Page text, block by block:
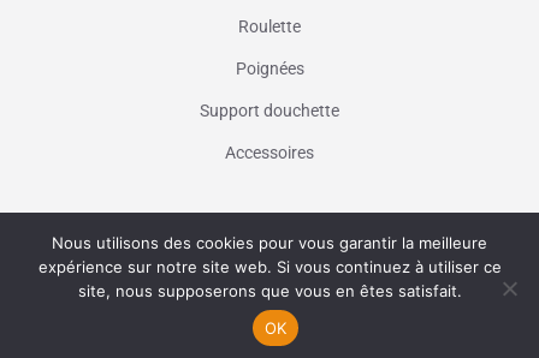
Roulette
Poignées
Support douchette
Accessoires
Vaniseo - votre agence web à Marseille -
En savoir plus
Nous utilisons des cookies pour vous garantir la meilleure
expérience sur notre site web. Si vous continuez à utiliser ce
site, nous supposerons que vous en êtes satisfait.
OK